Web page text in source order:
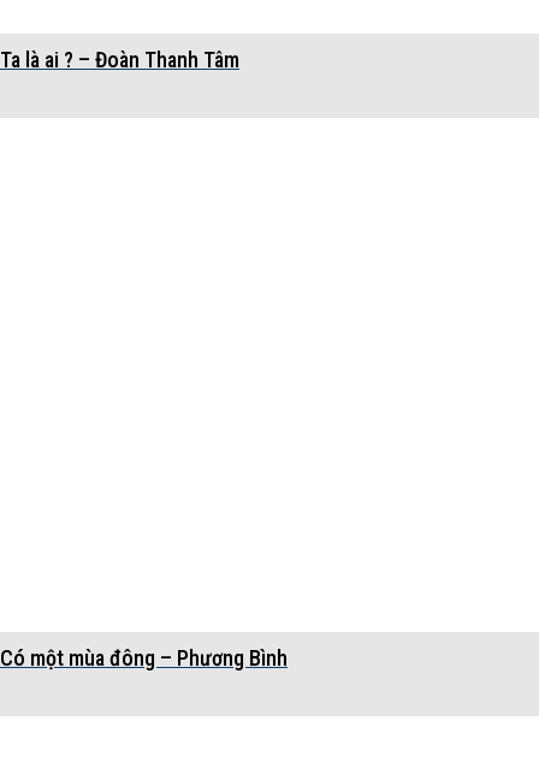
Ta là ai ? – Đoàn Thanh Tâm
Có một mùa đông – Phương Bình